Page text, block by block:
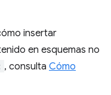
insertar
en esquemas no
, consulta Cómo